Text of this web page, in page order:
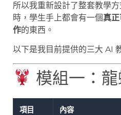
所以我重新設計了整套教學
時，學生手上都會有一個真
作的東西。
以下是我目前提供的三大 AI
模組一：
項目 內容